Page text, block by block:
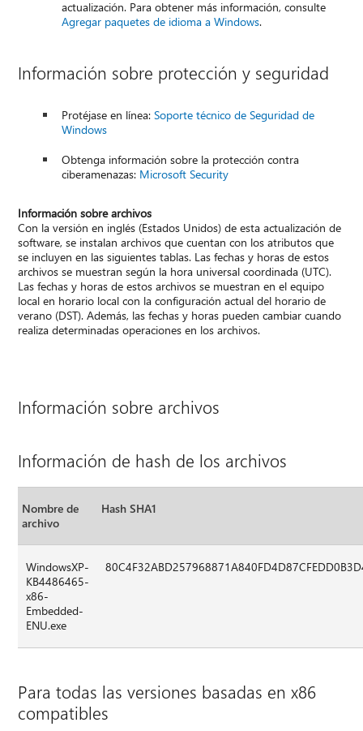
actualización. Para obtener más información, consulte
Agregar paquetes de idioma a Windows.
Información sobre protección y seguridad
Protéjase en línea:Soporte técnico de Seguridad de
Windows
Obtenga información sobre la protección contra
ciberamenazas: Microsoft Security
Información sobre archivos
Con la versión en inglés (Estados Unidos) de esta actualización de
software, se instalan archivos que cuentan con los atributos que
se incluyen en las siguientes tablas. Las fechas y horas de estos
archivos se muestran según la hora universal coordinada (UTC).
Las fechas y horas de estos archivos se muestran en el equipo
local en horario local con la configuración actual del horario de
verano (DST). Además, las fechas y horas pueden cambiar cuando
realiza determinadas operaciones en los archivos.
Información sobre archivos
Información de hash de los archivos
Nombre de
archivo
Hash SHA1
WindowsXP-
KB4486465-
x86-
Embedded-
ENU.exe
Para todas las versiones basadas en x86
compatibles